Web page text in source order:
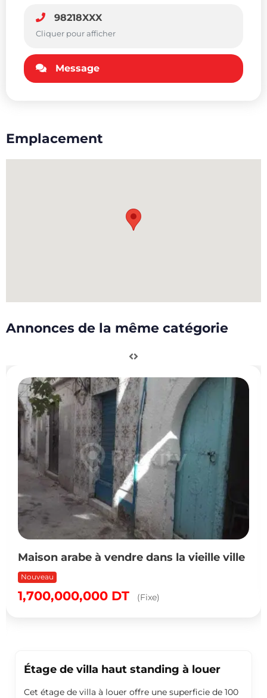
98218XXX
Cliquer pour afficher
Message
Emplacement
Annonces de la même catégorie
Maison arabe à vendre dans la vieille ville
Nouveau
1,700,000,000 DT (Fixe)
Étage de villa haut standing à louer
Cet étage de villa à louer offre une superficie de 100